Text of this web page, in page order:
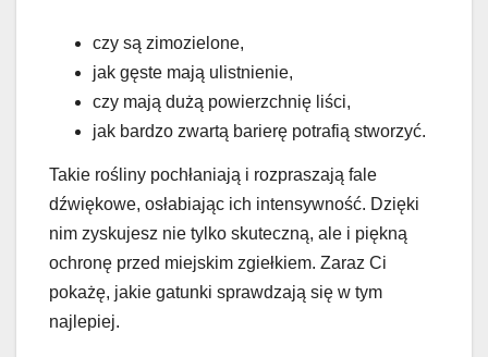
czy są zimozielone,
jak gęste mają ulistnienie,
czy mają dużą powierzchnię liści,
jak bardzo zwartą barierę potrafią stworzyć.
Takie rośliny pochłaniają i rozpraszają fale
dźwiękowe, osłabiając ich intensywność. Dzięki
nim zyskujesz nie tylko skuteczną, ale i piękną
ochronę przed miejskim zgiełkiem. Zaraz Ci
pokażę, jakie gatunki sprawdzają się w tym
najlepiej.